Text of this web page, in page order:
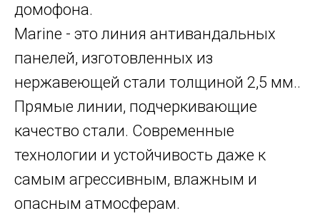
домофона.
Marine - это линия антивандальных
панелей, изготовленных из
нержавеющей стали толщиной 2,5 мм..
Прямые линии, подчеркивающие
качество стали. Современные
технологии и устойчивость даже к
самым агрессивным, влажным и
опасным атмосферам.